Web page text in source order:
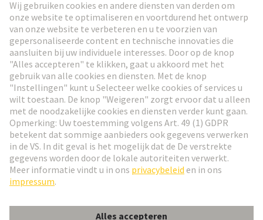
Ga naar registratie
Social Media